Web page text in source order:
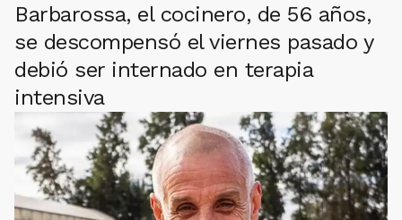
Barbarossa, el cocinero, de 56 años,
se descompensó el viernes pasado y
debió ser internado en terapia
intensiva